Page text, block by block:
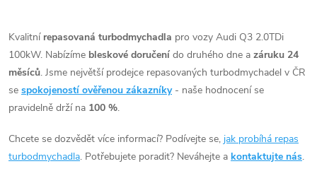
110KW.
v
l
á
a
Kvalitní repasovaná turbodmychadla pro vozy Audi Q3 2.0TDi
100kW. Nabízíme bleskové doručení do druhého dne a záruku 24
měsíců. Jsme největší prodejce repasovaných turbodmychadel v ČR
se spokojeností ověřenou zákazníky- naše hodnocení se
pravidelně drží na 100 %.
Chcete se dozvědět více informací? Podívejte se, jak probíhá repas
turbodmychadla. Potřebujete poradit? Neváhejte a kontaktujte nás.